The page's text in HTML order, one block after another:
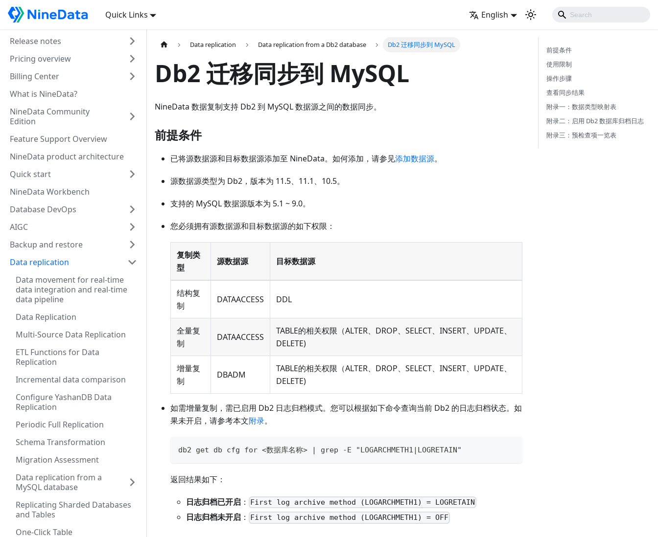
Quick Links English
Release notes
Pricing overview
Billing Center
What is NineData?
NineData Community
Edition
Feature Support Overview
NineData product architecture
Quick start
NineData Workbench
Database DevOps
AIGC
Backup and restore
Data replication
Data movement for real-time
data integration and real-time
data pipeline
Data Replication
Multi-Source Data Replication
ETL Functions for Data
Replication
Incremental data comparison
Configure YashanDB Data
Replication
Periodic Full Replication
Schema Transformation
Migration Assessment
Data replication from a
MySQL database
Replicating Sharded Databases
and Tables
One-Click Table
Data replication Data replication from a Db2 database Db2 迁移同步到 MySQL
Db2 迁移同步到 MySQL
NineData 数据复制支持 Db2 到 MySQL 数据源之间的数据同步。
前提条件
已将源数据源和目标数据源添加至 NineData。如何添加，请参见添加数据源。
源数据源类型为 Db2，版本为 11.5、11.1、10.5。
支持的 MySQL 数据源版本为 5.1 ~ 9.0。
您必须拥有源数据源和目标数据源的如下权限：
复制类
型
源数据源 目标数据源
结构复
制
DATAACCESS DDL
全量复
制
DATAACCESS
TABLE的相关权限（ALTER、DROP、SELECT、INSERT、UPDATE、
DELETE)
增量复
制
DBADM
TABLE的相关权限（ALTER、DROP、SELECT、INSERT、UPDATE、
DELETE)
如需增量复制，需已启用 Db2 日志归档模式。您可以根据如下命令查询当前 Db2 的日志归档状态。如
果未开启，请参考本文附录。
db2 get db cfg for <数据库名称> | grep -E "LOGARCHMETH1|LOGRETAIN"
返回结果如下：
日志归档已开启 ： First log archive method (LOGARCHMETH1) = LOGRETAIN
日志归档未开启 ： First log archive method (LOGARCHMETH1) = OFF
前提条件
使用限制
操作步骤
查看同步结果
附录一：数据类型映射表
附录二：启用 Db2 数据库归档日志
附录三：预检查项一览表